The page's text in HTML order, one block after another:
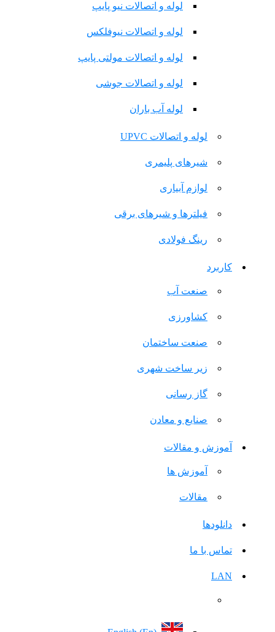
لوله و اتصالات نیو پایپ
لوله و اتصالات نیوفلکس
لوله و اتصالات مولتی پایپ
لوله و اتصالات جوشی
لوله آب باران
لوله و اتصالات UPVC
شیرهای پلیمری
لوازم آبیاری
فیلترها و شیرهای برقی
رینگ فولادی
کاربرد
صنعت آب
کشاورزی
صنعت ساختمان
زیر ساخت شهری
گاز رسانی
صنایع و معادن
آموزش و مقالات
آموزش ها
مقالات
دانلودها
تماس با ما
LAN